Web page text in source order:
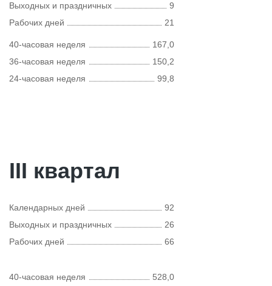
Выходных и праздничных
9
Рабочих дней
21
40-часовая неделя
167,0
36-часовая неделя
150,2
24-часовая неделя
99,8
III квартал
Календарных дней
92
Выходных и праздничных
26
Рабочих дней
66
40-часовая неделя 528,0